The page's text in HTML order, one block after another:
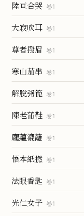
陸亘合哭 卷1
大寂吹耳 卷1
尊者撥眉 卷1
寒山茄串 卷1
解脫粥篦 卷1
陳老蒲鞋 卷1
龐蘊漉籬 卷1
悟本紙撚 卷1
法眼香匙 卷1
光仁女子 卷1